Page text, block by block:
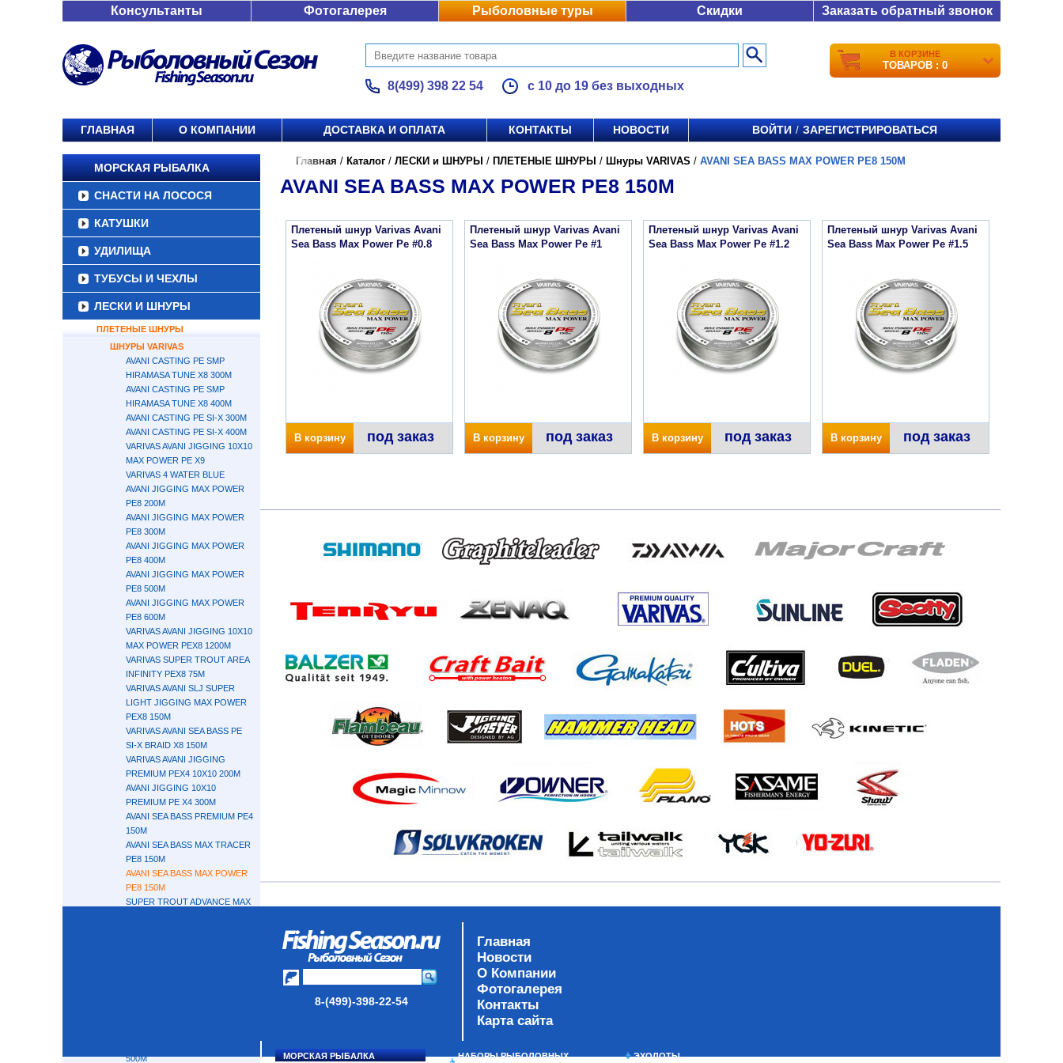
Консультанты Фотогалерея Рыболовные туры Скидки Заказать обратный звонок
8(499) 398 22 54 с 10 до 19 без выходных
В КОРЗИНЕ
ТОВАРОВ : 0
ГЛАВНАЯ О КОМПАНИИ ДОСТАВКА И ОПЛАТА КОНТАКТЫ НОВОСТИ ВОЙТИ / ЗАРЕГИСТРИРОВАТЬСЯ
МОРСКАЯ РЫБАЛКА
СНАСТИ НА ЛОСОСЯ
КАТУШКИ
УДИЛИЩА
ТУБУСЫ И ЧЕХЛЫ
ЛЕСКИ И ШНУРЫ
ПЛЕТЕНЫЕ ШНУРЫ
ШНУРЫ VARIVAS
AVANI CASTING PE SMP
HIRAMASA TUNE X8 300M
AVANI CASTING PE SMP
HIRAMASA TUNE X8 400M
AVANI CASTING PE SI-X 300M
AVANI CASTING PE SI-X 400M
VARIVAS AVANI JIGGING 10X10
MAX POWER PE X9
VARIVAS 4 WATER BLUE
AVANI JIGGING MAX POWER
PE8 200M
AVANI JIGGING MAX POWER
PE8 300M
AVANI JIGGING MAX POWER
PE8 400М
AVANI JIGGING MAX POWER
PE8 500M
AVANI JIGGING MAX POWER
PE8 600M
VARIVAS AVANI JIGGING 10X10
MAX POWER PEX8 1200M
VARIVAS SUPER TROUT AREA
INFINITY PEX8 75M
VARIVAS AVANI SLJ SUPER
LIGHT JIGGING MAX POWER
PEX8 150M
VARIVAS AVANI SEA BASS PE
SI-X BRAID X8 150M
VARIVAS AVANI JIGGING
PREMIUM PEX4 10X10 200M
AVANI JIGGING 10X10
PREMIUM PE X4 300M
AVANI SEA BASS PREMIUM PE4
150M
AVANI SEA BASS MAX TRACER
PE8 150M
AVANI SEA BASS MAX POWER
PE8 150M
SUPER TROUT ADVANCE MAX
500М
Главная / Каталог / ЛЕСКИ и ШНУРЫ / ПЛЕТЕНЫЕ ШНУРЫ / Шнуры VARIVAS / AVANI SEA BASS MAX POWER PE8 150M
AVANI SEA BASS MAX POWER PE8 150M
Плетеный шнур Varivas Avani
Sea Bass Max Power Pe #0.8
В корзину под заказ
Плетеный шнур Varivas Avani
Sea Bass Max Power Pe #1
В корзину под заказ
Плетеный шнур Varivas Avani
Sea Bass Max Power Pe #1.2
В корзину под заказ
Плетеный шнур Varivas Avani
Sea Bass Max Power Pe #1.5
В корзину под заказ
8-(499)-398-22-54
Главная
Новости
О Компании
Фотогалерея
Контакты
Карта сайта
МОРСКАЯ РЫБАЛКА
НАБОРЫ РЫБОЛОВНЫХ
ЭХОЛОТЫ